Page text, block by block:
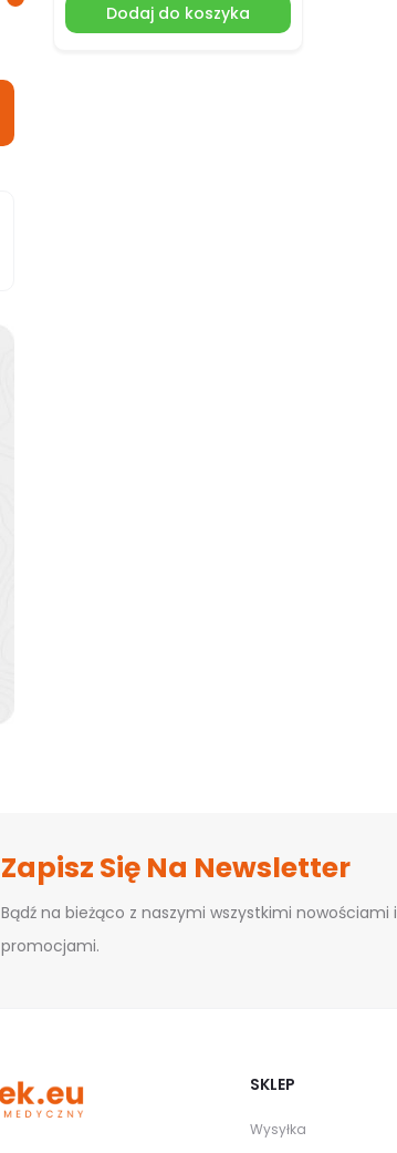
Dodaj do koszyka
Zapisz Się Na Newsletter
Bądź na bieżąco z naszymi wszystkimi nowościami i
promocjami.
SKLEP
Wysyłka